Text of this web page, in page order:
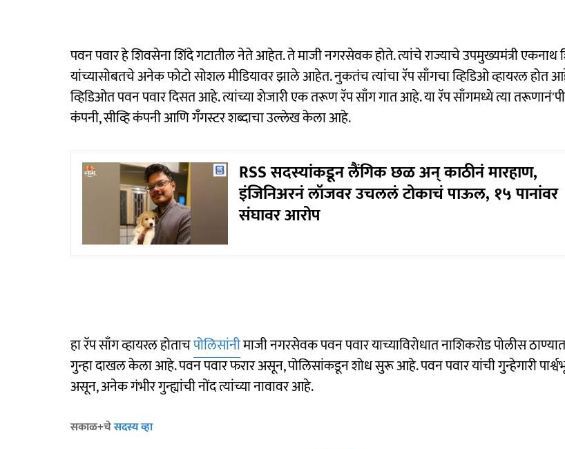
पवन पवार हे शिवसेना शिंदे गटातील नेते आहेत. ते माजी नगरसेवक होते. त्यांचे राज्याचे उपमुख्यमंत्री एकनाथ
यांच्यासोबतचे अनेक फोटो सोशल मीडियावर झाले आहेत. नुकतंच त्यांचा रॅप साँगचा व्हिडिओ व्हायरल होत
व्हिडिओत पवन पवार दिसत आहे. त्यांच्या शेजारी एक तरूण रॅप साँग गात आहे. या रॅप साँगमध्ये त्या
कंपनी, सीव्हि कंपनी आणि गँगस्टर शब्दाचा उल्लेख केला आहे.
RSS सदस्यांकडून लैंगिक छळ अन् काठीनं मारहाण,
इंजिनिअरनं लॉजवर उचललं टोकाचं पाऊल, १५ पानांवर
संघावर आरोप
हा रॅप साँग व्हायरल होताचपोलिसांनीमाजी नगरसेवक पवन पवार याच्याविरोधात नाशिकरोड पोलीस ठाण्यात
गुन्हा दाखल केला आहे. पवन पवार फरार असून, पोलिसांकडून शोध सुरू आहे. पवन पवार यांची गुन्हेगारी
असून, अनेक गंभीर गुन्ह्यांची नोंद त्यांच्या नावावर आहे.
सकाळ+चेसदस्य व्हा